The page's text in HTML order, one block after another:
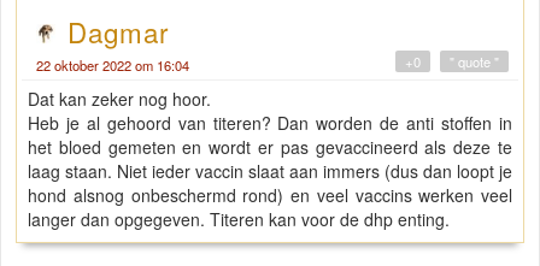
Dagmar
22 oktober 2022 om 16:04 " quote "
+0
Dat kan zeker nog hoor.
Heb je al gehoord van titeren? Dan worden de anti stoffen in
het bloed gemeten en wordt er pas gevaccineerd als deze te
laag staan. Niet ieder vaccin slaat aan immers (dus dan loopt je
hond alsnog onbeschermd rond) en veel vaccins werken veel
langer dan opgegeven. Titeren kan voor de dhp enting.